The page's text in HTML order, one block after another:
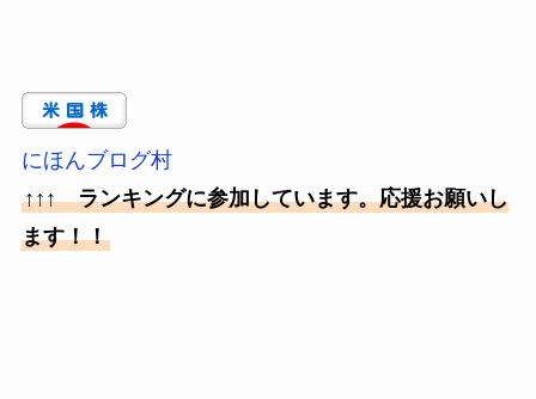
にほんブログ村
↑↑↑ ランキングに参加しています。応援お願いし
ます！！